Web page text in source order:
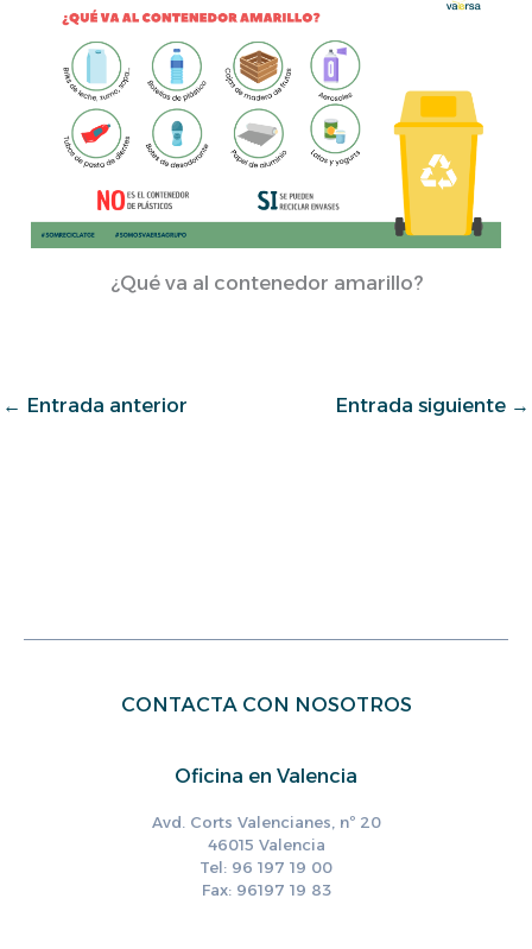
¿Qué va al contenedor amarillo?
← Entrada anterior Entrada siguiente →
CONTACTA CON NOSOTROS
Oficina en Valencia
Avd. Corts Valencianes, nº 20
46015 Valencia
Tel: 96 197 19 00
Fax: 96197 19 83